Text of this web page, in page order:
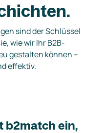
sind der Schlüssel
wie wir Ihr B2B-
gestalten können –
effektiv.
b2match ein,